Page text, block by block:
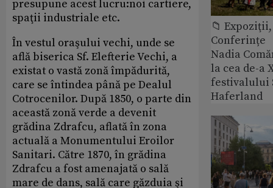
presupune acest lucru:noi cartiere,
spaţii industriale etc.
În vestul oraşului vechi, unde se
află biserica Sf. Elefterie Vechi, a
existat o vastă zonă împădurită,
care se întindea până pe Dealul
Cotrocenilor. După 1850, o parte din
această zonă verde a devenit
grădina Zdrafcu, aflată în zona
actuală a Monumentului Eroilor
Sanitari. Către 1870, în grădina
Zdrafcu a fost amenajată o sală
mare de dans, sală care găzduia şi
📁
Conferințe
Nadia
la cea de-a
festivalului
Haferland